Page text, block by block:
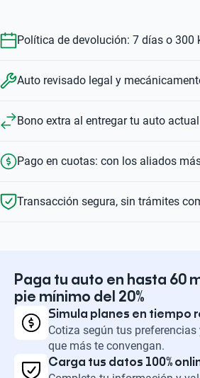
Política de devolución: 7 días o 300
Auto revisado legal y
Bono extra al entregar tu auto actual
Pago en cuotas: con los aliados
Transacción segura, sin trámites
Paga tu auto en hasta 60
pie mínimo del 20%
Simula planes en tiempo
Cotiza según tus
que más te convengan.
Carga tus datos 100%